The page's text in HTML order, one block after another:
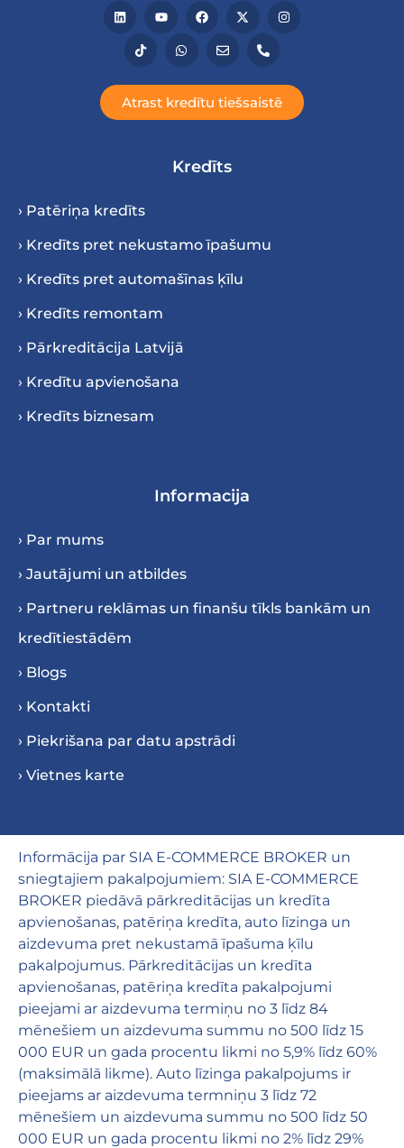
Atrast kredītu tiešsaistē
Kredīts
› Patēriņa kredīts
› Kredīts pret nekustamo īpašumu
› Kredīts pret automašīnas ķīlu
› Kredīts remontam
› Pārkreditācija Latvijā
› Kredītu apvienošana
› Kredīts biznesam
Informacija
› Par mums
› Jautājumi un atbildes
› Partneru reklāmas un finanšu tīkls bankām un
kredītiestādēm
› Blogs
› Kontakti
› Piekrišana par datu apstrādi
› Vietnes karte
Informācija par SIA E-COMMERCE BROKER un
sniegtajiem pakalpojumiem: SIA E-COMMERCE
BROKER piedāvā pārkreditācijas un kredīta
apvienošanas, patēriņa kredīta, auto līzinga un
aizdevuma pret nekustamā īpašuma ķīlu
pakalpojumus. Pārkreditācijas un kredīta
apvienošanas, patēriņa kredīta pakalpojumi
pieejami ar aizdevuma termiņu no 3 līdz 84
mēnešiem un aizdevuma summu no 500 līdz 15
000 EUR un gada procentu likmi no 5,9% līdz 60%
(maksimālā likme). Auto līzinga pakalpojums ir
pieejams ar aizdevuma termniņu 3 līdz 72
mēnešiem un aizdevuma summu no 500 līdz 50
000 EUR un gada procentu likmi no 2% līdz 29%